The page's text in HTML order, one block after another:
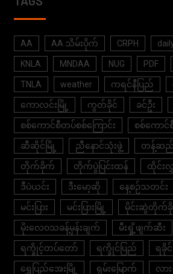
AA AA သိမ်းပိုက် CRPH
KNLA MNDAA NUG PDF
TNLA weather ကရင်နီပြည်
ကောလင်းမြို့ ကွတ်ခိုင် ခင်ဦး
စစ်ကောင်စီတပ်စစ်ကြောင်း စစ်ကောင်
ဆီဆိုင်မြို့ ညီနောင်သုံးဖွဲ့ တန့်ဆည်
တိုက်ခိုက် တိုက်ပွဲပြင်းထန် ထိုင်း
ဒီပဲယင်း ဒီးမော့ဆို နေ့စဉ်သတင်း
မင်းပြား မင်းပြားမြို့ မိုင်းဆွဲတိုက်
မိုးလေဝသခန့်မှန်းချက် မီးရှို့ဖျက်ဆီး
ရက္ခိုင့်တပ်တော် ရက္ခိုင်ပြည် ရခိုင်
ရွှေပြည်အေးမြို့ ရှမ်းမြောက် လား